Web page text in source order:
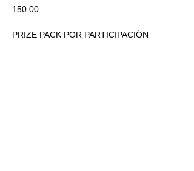
150.00
PRIZE PACK POR PARTICIPACIÓN